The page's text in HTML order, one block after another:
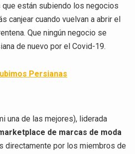
están subiendo los negocios
canjear cuando vuelvan a abrir el
Que ningún negocio se
de nuevo por el Covid-19.
Persianas
una de las mejores), liderada
de marcas de moda
directamente por los miembros de